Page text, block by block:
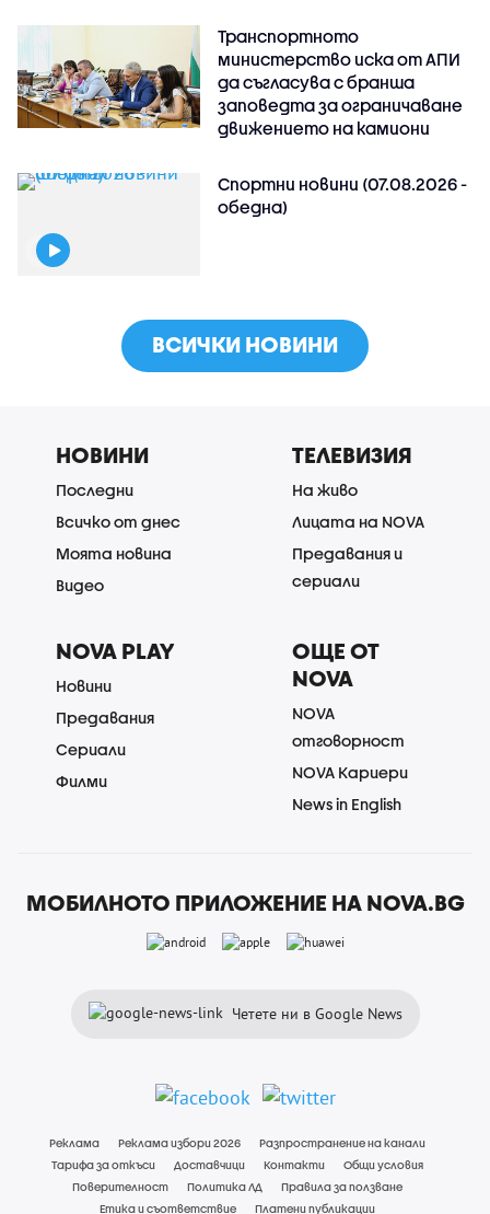
Транспортното
министерство иска от АПИ
да съгласува с бранша
заповедта за ограничаване
движението на камиони
Спортни новини (07.08.2026 -
обедна)
ВСИЧКИ НОВИНИ
НОВИНИ
Последни
Всичко от днес
Моята новина
Видео
ТЕЛЕВИЗИЯ
На живо
Лицата на NOVA
Предавания и
сериали
NOVA PLAY
Новини
Предавания
Сериали
Филми
ОЩЕ ОТ
NOVA
NOVA
отговорност
NOVA Кариери
News in English
МОБИЛНОТО ПРИЛОЖЕНИЕ НА NOVA.BG
Четете ни в Google News
Реклама Реклама избори 2026
Разпространение на канали
Тарифа за откъси
Доставчици Контакти
Общи условия
Поверителност
Политика ЛД
Правила за ползване
Етика и съответствие
Платени публикации